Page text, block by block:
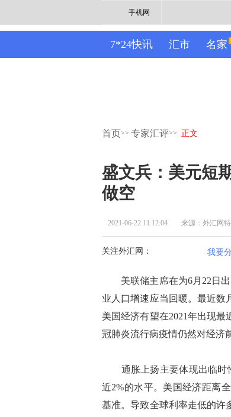
手机网
7*24快讯 汇市 名家
首页>> 专家汇评>> 正文
盛文兵：美元短
做空
2021-06-22 11:12:04 来源：外汇网
关注外汇网： 我要
美联储主席在为6月22日出
业人口增速应当回暖。最近数
美国经济有望在2021年出现
冠肺炎流行病疫情仍然对经济
通胀上扬主要体现出临时性
近2%的水平。美国经济距离
基准。导致全球利率走低的许